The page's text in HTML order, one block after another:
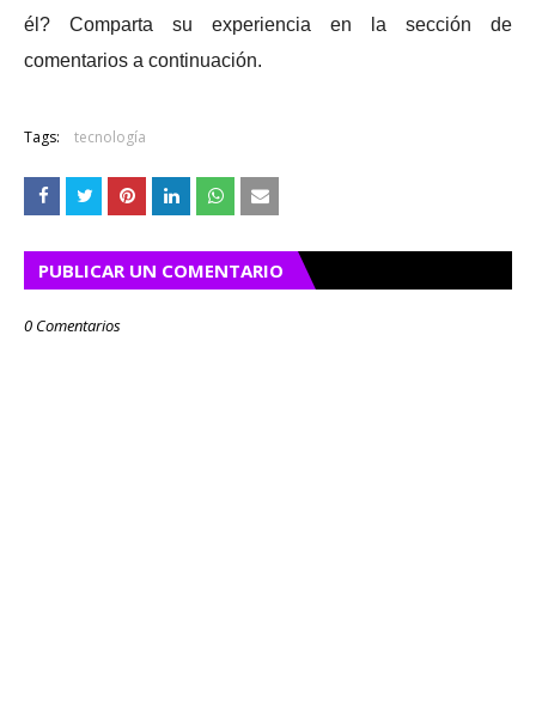
él? Comparta su experiencia en la sección de
comentarios a continuación.
Tags: tecnología
PUBLICAR UN COMENTARIO
0 Comentarios